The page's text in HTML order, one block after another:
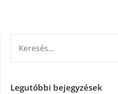
Legutóbbi bejegyzések